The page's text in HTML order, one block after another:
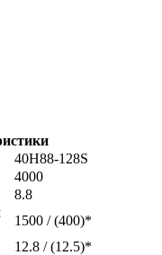
40H88-128S
4000
8.8
1500 / (400)*
12.8 / (12.5)*